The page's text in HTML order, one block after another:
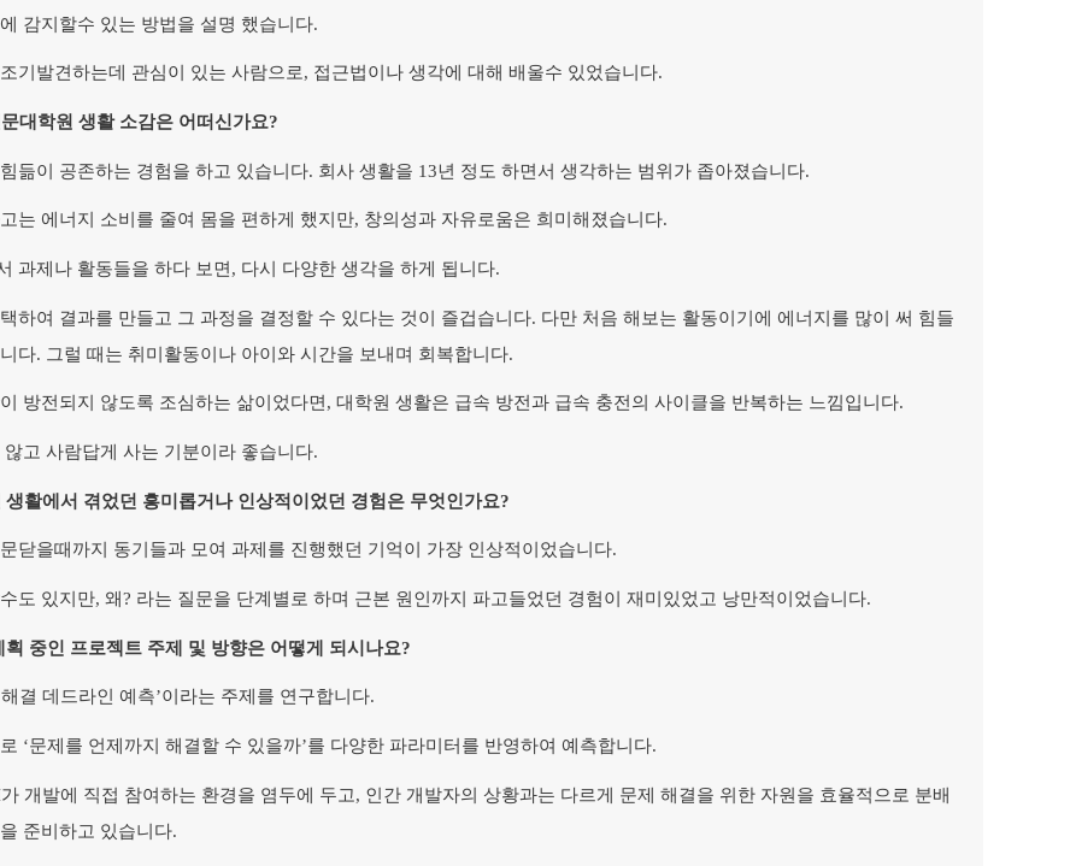
감지할수 있는 방법을 설명 했습니다.
기발견하는데 관심이 있는 사람으로, 접근법이나 생각에 대해 배울수 있었습니다.
대학원 생활 소감은 어떠신가요?
듦이 공존하는 경험을 하고 있습니다. 회사 생활을 13년 정도 하면서 생각하는 범위가 좁아졌습니다.
는 에너지 소비를 줄여 몸을 편하게 했지만, 창의성과 자유로움은 희미해졌습니다.
과제나 활동들을 하다 보면, 다시 다양한 생각을 하게 됩니다.
하여 결과를 만들고 그 과정을 결정할 수 있다는 것이 즐겁습니다. 다만 처음 해보는 활동이기에 에너지를 많이 써 힘들
다. 그럴 때는 취미활동이나 아이와 시간을 보내며 회복합니다.
방전되지 않도록 조심하는 삶이었다면, 대학원 생활은 급속 방전과 급속 충전의 사이클을 반복하는 느낌입니다.
않고 사람답게 사는 기분이라 좋습니다.
생활에서 겪었던 흥미롭거나 인상적이었던 경험은 무엇인가요?
닫을때까지 동기들과 모여 과제를 진행했던 기억이 가장 인상적이었습니다.
도 있지만, 왜? 라는 질문을 단계별로 하며 근본 원인까지 파고들었던 경험이 재미있었고 낭만적이었습니다.
획 중인 프로젝트 주제 및 방향은 어떻게 되시나요?
결 데드라인 예측’이라는 주제를 연구합니다.
‘문제를 언제까지 해결할 수 있을까’를 다양한 파라미터를 반영하여 예측합니다.
개발에 직접 참여하는 환경을 염두에 두고, 인간 개발자의 상황과는 다르게 문제 해결을 위한 자원을 효율적으로 분배
준비하고 있습니다.